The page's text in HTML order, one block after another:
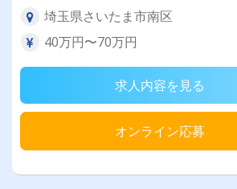
埼玉県さいたま市南区
40万円〜70万円
求人内容を見る
オンライン応募